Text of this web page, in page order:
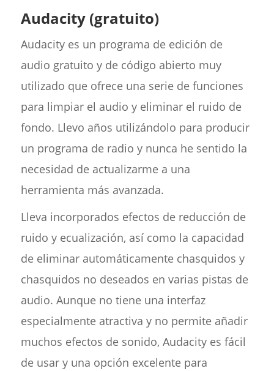
Audacity (gratuito)
Audacity es un programa de edición de
audio gratuito y de código abierto muy
utilizado que ofrece una serie de funciones
para limpiar el audio y eliminar el ruido de
fondo. Llevo años utilizándolo para producir
un programa de radio y nunca he sentido la
necesidad de actualizarme a una
herramienta más avanzada.
Lleva incorporados efectos de reducción de
ruido y ecualización, así como la capacidad
de eliminar automáticamente chasquidos y
chasquidos no deseados en varias pistas de
audio. Aunque no tiene una interfaz
especialmente atractiva y no permite añadir
muchos efectos de sonido, Audacity es fácil
de usar y una opción excelente para